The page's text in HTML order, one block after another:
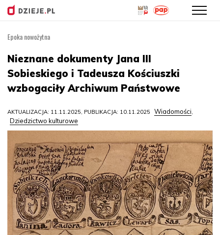
treści
Epoka nowożytna
Nieznane dokumenty Jana III
Sobieskiego i Tadeusza Kościuszki
wzbogaciły Archiwum Państwowe
AKTUALIZACJA: 11.11.2025, PUBLIKACJA: 10.11.2025 Wiadomości,
Dziedzictwo kulturowe